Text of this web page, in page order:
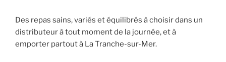
Des repas sains, variés et équilibrés à choisir dans un
distributeur à tout moment de la journée, et à
emporter partout à La Tranche-sur-Mer.